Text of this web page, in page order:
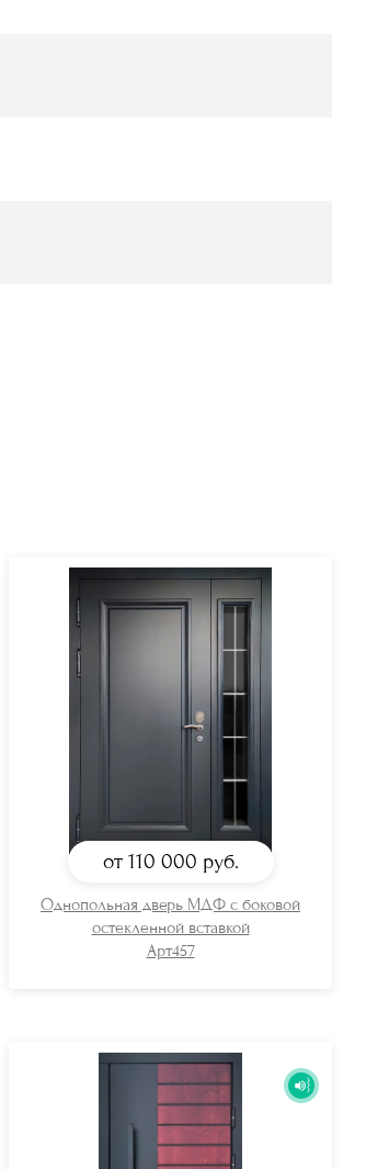
от 110 000 руб.
Однопольная дверь МДФ с боковой
остекленной вставкой
Арт457